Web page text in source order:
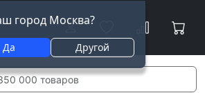
город Москва?
Да Другой